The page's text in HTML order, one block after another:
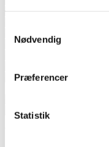
Nødvendig
Præferencer
Statistik